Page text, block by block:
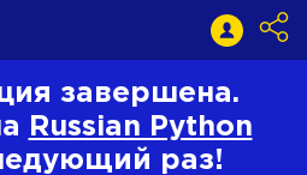
завершена.
Russian Python
раз!